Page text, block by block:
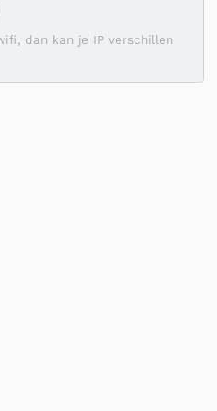
dan kan je IP verschillen